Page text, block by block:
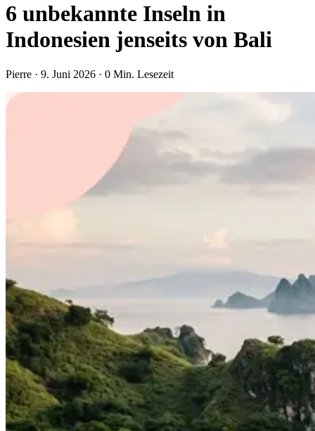
6 unbekannte Inseln in
Indonesien jenseits von Bali
Pierre · 9. Juni 2026 · 0 Min. Lesezeit